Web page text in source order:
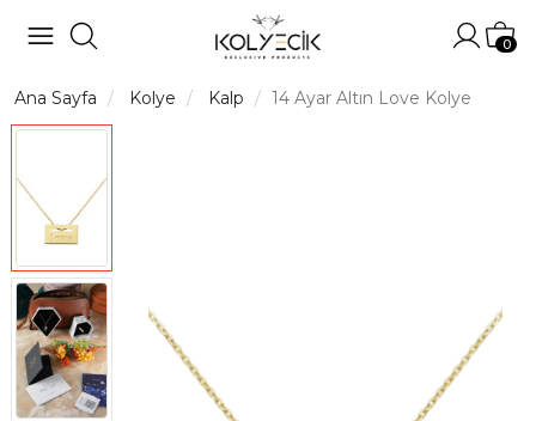
0
Ana Sayfa Kolye Kalp 14 Ayar Altın Love Kolye